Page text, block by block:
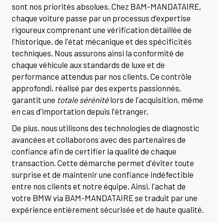
sont nos priorités absolues. Chez BAM-MANDATAIRE,
chaque voiture passe par un processus d'expertise
rigoureux comprenant une vérification détaillée de
l'historique, de l'état mécanique et des spécificités
techniques. Nous assurons ainsi la conformité de
chaque véhicule aux standards de luxe et de
performance attendus par nos clients. Ce contrôle
approfondi, réalisé par des experts passionnés,
garantit une totale sérénitélors de l'acquisition, même
en cas d'importation depuis l'étranger.
De plus, nous utilisons des technologies de diagnostic
avancées et collaborons avec des partenaires de
confiance afin de certifier la qualité de chaque
transaction. Cette démarche permet d'éviter toute
surprise et de maintenir une confiance indéfectible
entre nos clients et notre équipe. Ainsi, l'achat de
votre BMW via BAM-MANDATAIRE se traduit par une
expérience entièrement sécurisée et de haute qualité.